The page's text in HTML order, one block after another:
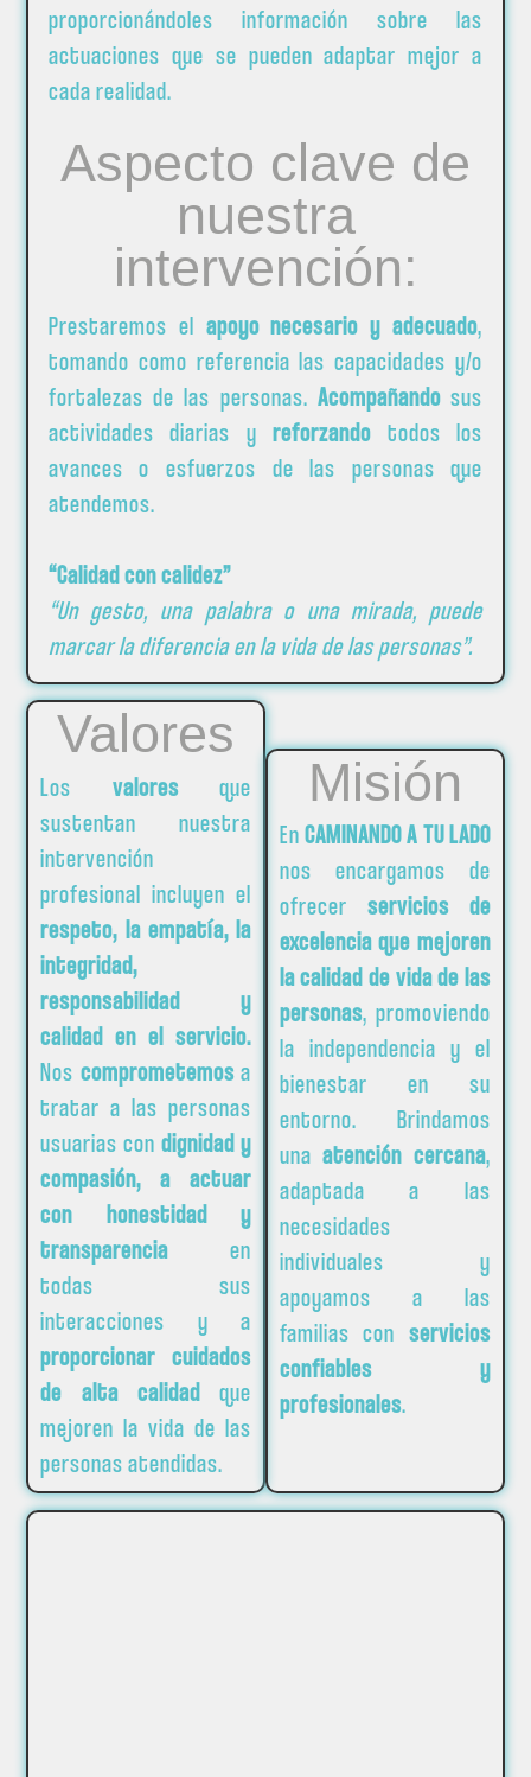
proporcionándoles información sobre las
actuaciones que se pueden adaptar mejor a
cada realidad.
Aspecto clave de
nuestra
intervención:
Prestaremos el apoyo necesario y adecuado,
tomando como referencia las capacidades y/o
fortalezas de las personas.Acompañando sus
actividades diarias yreforzando todos los
avances o esfuerzos de las personas que
atendemos.
“Calidad con calidez”
“Un gesto, una palabra o una mirada, puede
marcar la diferencia en la vida de las personas”.
Valores
Los valoresque
sustentan nuestra
intervención
profesional incluyen el
respeto, la empatía, la
integridad,
responsabilidad y
calidad en el servicio.
Nos comprometemosa
tratar a las personas
usuarias condignidad y
compasión, a actuar
con honestidad y
transparencia en
todas sus
interacciones y a
proporcionar cuidados
de alta calidadque
mejoren la vida de las
personas atendidas.
Misión
EnCAMINANDO A TU LADO
nos encargamos de
ofrecer servicios de
excelencia que mejoren
la calidad de vida de las
personas, promoviendo
la independencia y el
bienestar en su
entorno. Brindamos
unaatención cercana,
adaptada a las
necesidades
individuales y
apoyamos a las
familias con servicios
confiables y
profesionales.